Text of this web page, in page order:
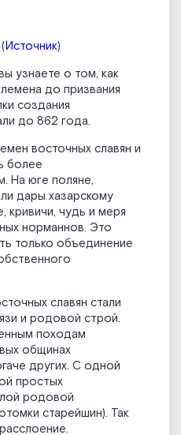
Источник)
узнаете о том, как
до призвания
создания
до 862 года.
восточных славян и
более
На юге поляне,
дары хазарскому
кривичи, чудь и меря
норманнов. Это
только объединение
славян стали
и родовой строй.
походам
общинах
других. С одной
простых
родовой
старейшин). Так